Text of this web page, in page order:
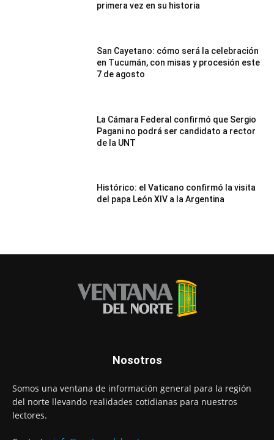
primera vez en su historia
San Cayetano: cómo será la celebración
en Tucumán, con misas y procesión este
7 de agosto
La Cámara Federal confirmó que Sergio
Pagani no podrá ser candidato a rector
de la UNT
Histórico: el Vaticano confirmó la visita
del papa León XIV a la Argentina
Nosotros
Somos una ventana de información general para la región
del norte llevando realidades cotidianas para nuestros
lectores.